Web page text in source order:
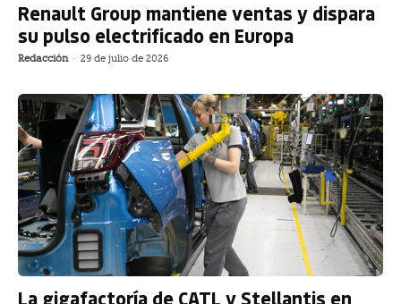
Renault Group mantiene ventas y dispara
su pulso electrificado en Europa
Redacción - 29 de julio de 2026
La gigafactoría de CATL y Stellantis en